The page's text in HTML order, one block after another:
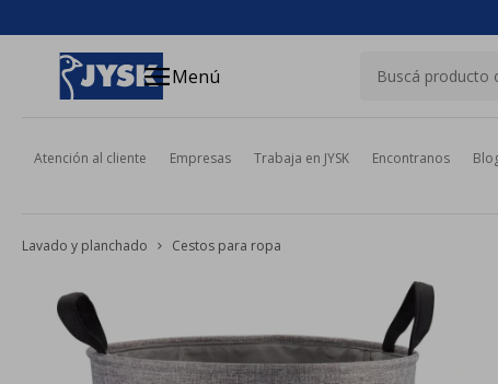
menuMenú
Atención al cliente Empresas Trabaja en JYSK Encontranos
Lavado y planchado Cestos para ropa
close